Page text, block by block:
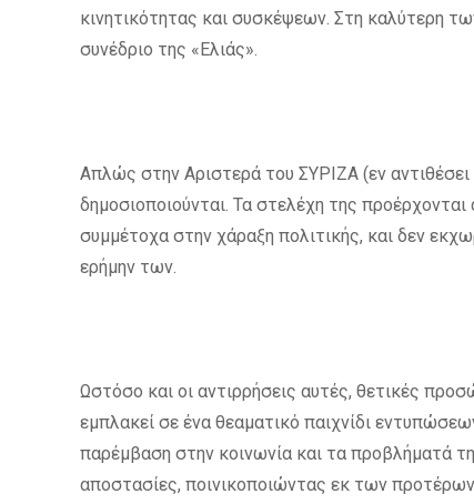
κινητικότητας και συσκέψεων. Στη καλύτερη
συνέδριο της «Ελιάς».
Απλώς στην Αριστερά του ΣΥΡΙΖΑ (εν
δημοσιοποιούνται. Τα στελέχη της προέρχονται
συμμέτοχα στην χάραξη πολιτικής, και δεν
ερήμην των.
Ωστόσο και οι αντιρρήσεις αυτές, θετικές
εμπλακεί σε ένα θεαματικό παιχνίδι
παρέμβαση στην κοινωνία και τα προβλήματά
αποστασίες, ποινικοποιώντας εκ των